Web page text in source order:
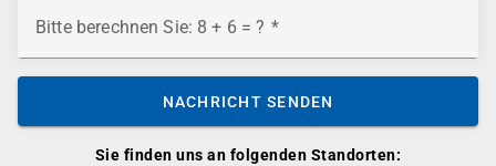
Sie finden uns an folgenden Standorten:
Bitte berechnen Sie: 8 + 6 = ?
NACHRICHT SENDEN